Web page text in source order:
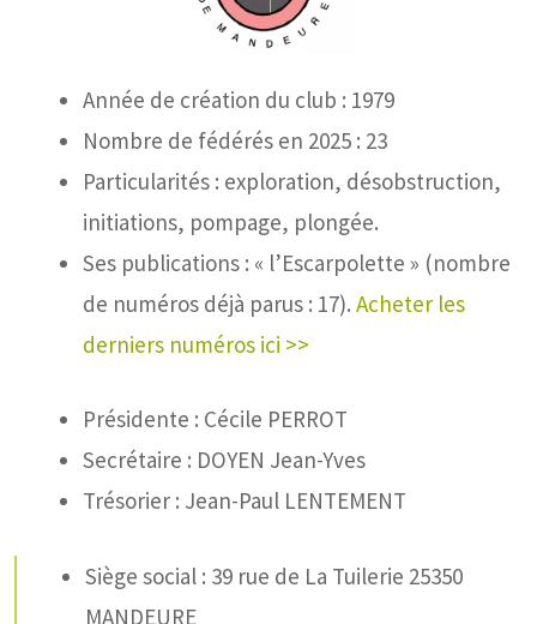
Année de création du club : 1979
Nombre de fédérés en 2025 : 23
Particularités : exploration, désobstruction,
initiations, pompage, plongée.
Ses publications : « l’Escarpolette » (nombre
de numéros déjà parus : 17). Acheter les
derniers numéros ici >>
Présidente : Cécile PERROT
Secrétaire : DOYEN Jean-Yves
Trésorier : Jean-Paul LENTEMENT
Siège social : 39 rue de La Tuilerie 25350
MANDEURE